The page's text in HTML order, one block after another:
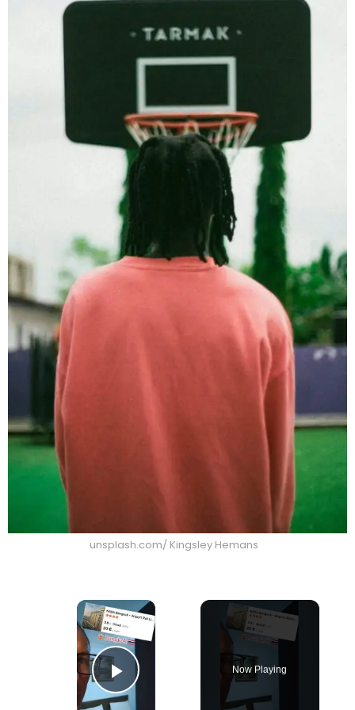
unsplash.com/ Kingsley Hemans
×
Play Video
Now Playing